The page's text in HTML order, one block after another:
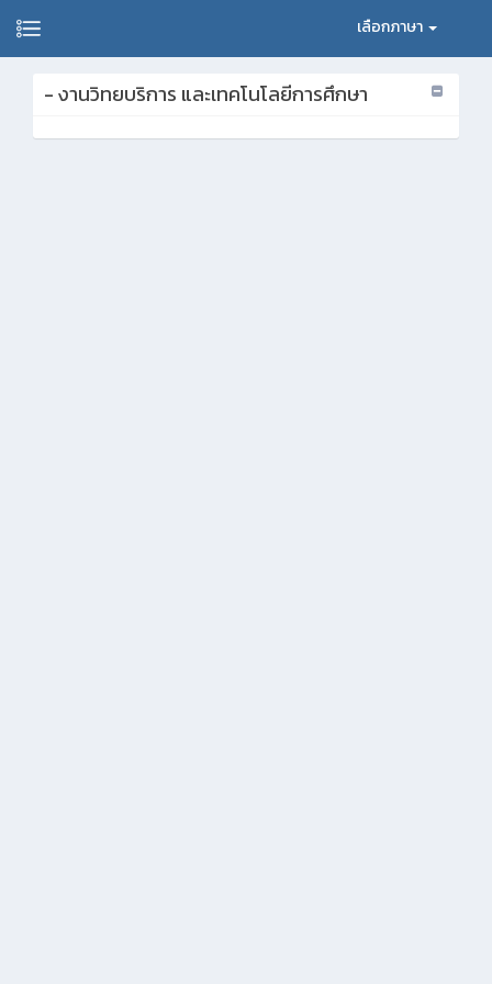
เลือกภาษา
- งานวิทยบริการ และเทคโนโลยีการศึกษา